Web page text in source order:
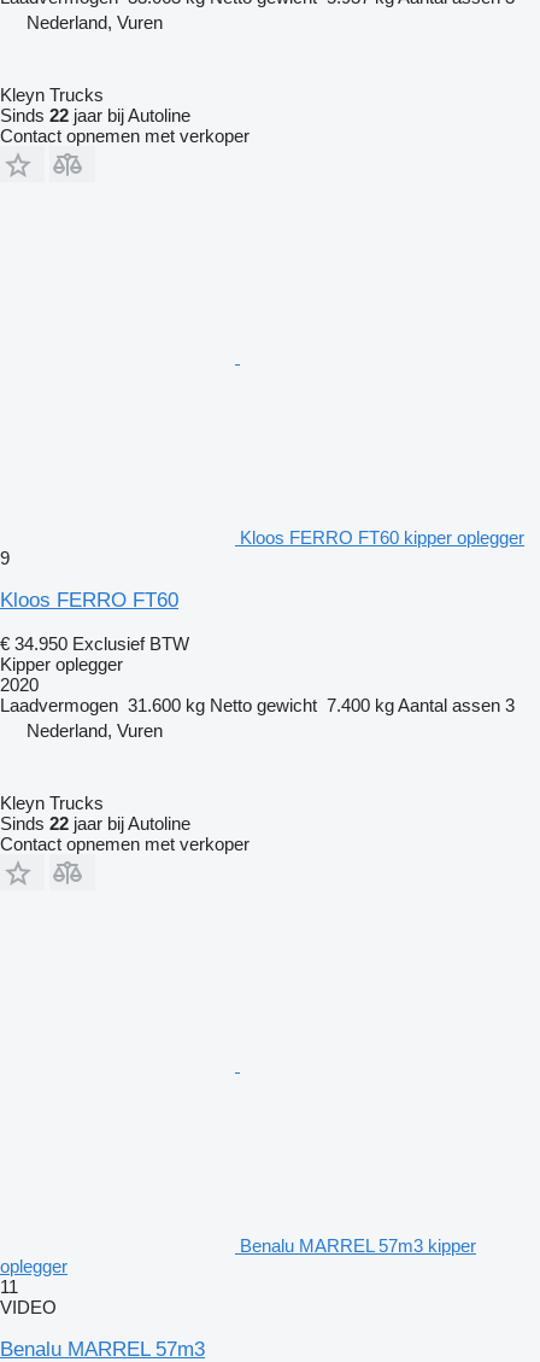
Nederland, Vuren
Kleyn Trucks
Sinds 22 jaar bij Autoline
Contact opnemen met verkoper
Kloos FERRO FT60 kipper oplegger
9
Kloos FERRO FT60
€ 34.950 Exclusief BTW
Kipper oplegger
2020
Laadvermogen 31.600 kg Netto gewicht 7.400 kgAantal assen 3
Nederland, Vuren
Kleyn Trucks
Sinds 22 jaar bij Autoline
Contact opnemen met verkoper
Benalu MARREL 57m3 kipper
oplegger
11
VIDEO
Benalu MARREL 57m3